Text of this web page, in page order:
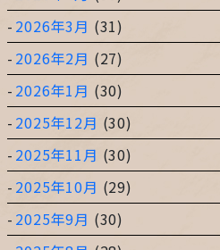
2026年3月 (31)
2026年2月 (27)
2026年1月 (30)
2025年12月 (30)
2025年11月 (30)
2025年10月 (29)
2025年9月 (30)